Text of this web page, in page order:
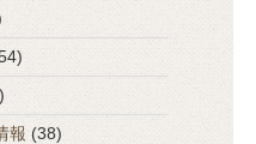
報 (38)